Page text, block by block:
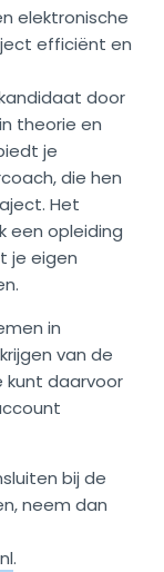
elektronische
efficiënt en
door
theorie en
je
die hen
Het
een opleiding
je eigen
in
van de
kunt daarvoor
bij de
neem dan
.